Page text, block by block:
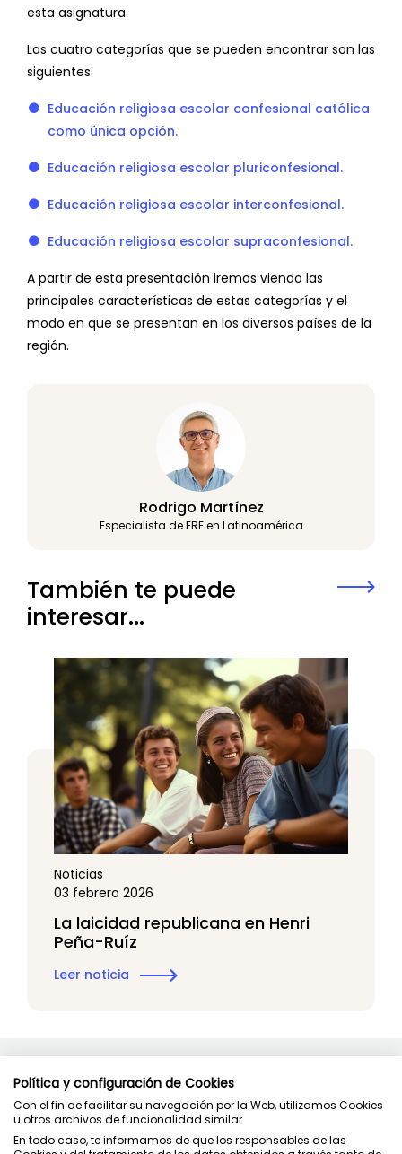
esta asignatura.
Las cuatro categorías que se pueden encontrar son las
siguientes:
Educación religiosa escolar confesional católica
como única opción.
Educación religiosa escolar pluriconfesional.
Educación religiosa escolar interconfesional.
Educación religiosa escolar supraconfesional.
A partir de esta presentación iremos viendo las
principales características de estas categorías y el
modo en que se presentan en los diversos países de la
región.
Rodrigo Martínez
Especialista de ERE en Latinoamérica
También te puede
interesar...
Noticias
03 febrero 2026
La laicidad republicana en Henri
Peña-Ruíz
Leer noticia
Contacto
Política y configuración de Cookies
Con el fin de facilitar su navegación por la Web, utilizamos Cookies
u otros archivos de funcionalidad similar.
En todo caso, te informamos de que los responsables de las